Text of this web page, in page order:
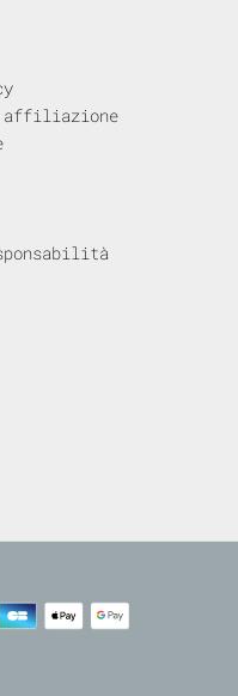
affiliazione